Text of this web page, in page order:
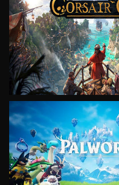
VIEW
VIEW